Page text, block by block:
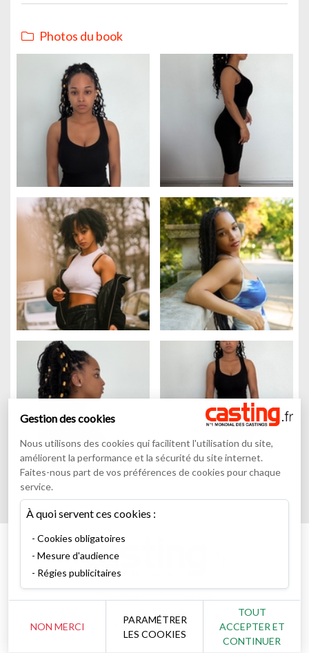
Photos du book
Copyright 2026 - Casting.fr
Conditions générales
Gestion des cookies
Nous utilisons des cookies qui facilitent l'utilisation du site,
améliorent la performance et la sécurité du site internet.
Faites-nous part de vos préférences de cookies pour chaque
service.
À quoi servent ces cookies :
Cookies obligatoires
Mesure d'audience
Régies publicitaires
NON MERCI
PARAMÉTRER
LES COOKIES
TOUT
ACCEPTER ET
CONTINUER